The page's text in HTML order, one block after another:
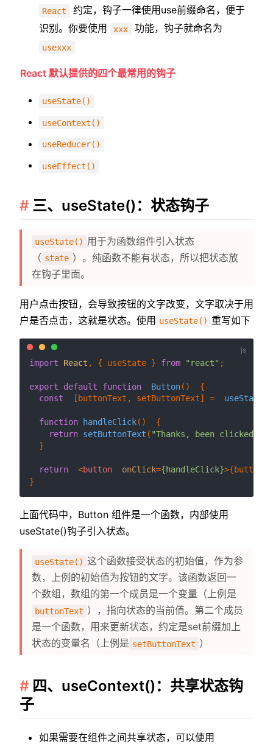
React
约定，钩子一律使用use前缀命名，便于
识别。你要使用
xxx 功能，钩子就命名为
usexxx
React 默认提供的四个最常用的钩子
useState()
useContext()
useReducer()
useEffect()
三、useState()：状态钩子
useState() 用于为函数组件引入状态
（ state ）。纯函数不能有状态，所以把状态放
在钩子里面。
用户点击按钮，会导致按钮的文字改变，文字取决于用
户是否点击，这就是状态。使用 useState() 重写如下
import React , { useState } from "react" ;
export default function Button( )  {
const
  [buttonText, setButtonText] =
useState
function handleClick( )  {
return setButtonText ( "Thanks, been clicked!"
  }
return <button onClick={handleClick}>
上面代码中，Button 组件是一个函数，内部使用
useState()钩子引入状态。
useState() 这个函数接受状态的初始值，作为参
数，上例的初始值为按钮的文字。该函数返回一
个数组，数组的第一个成员是一个变量（上例是
buttonText ），指向状态的当前值。第二个成员
是一个函数，用来更新状态，约定是set前缀加上
状态的变量名（上例是 setButtonText ）
四、useContext()：共享状态钩
子
如果需要在组件之间共享状态，可以使用